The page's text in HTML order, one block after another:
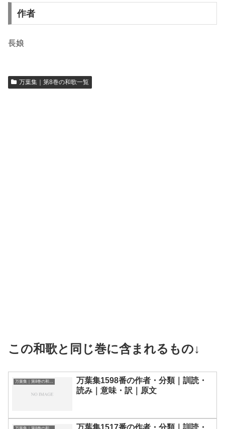
作者
長娘
万葉集｜第8巻の和歌一覧
この和歌と同じ巻に含まれるもの↓
万葉集1598番の作者・分類｜訓読・
読み｜意味・訳｜原文
万葉集｜第8巻の和歌一覧 万葉集1517番の作者・分類｜訓読・